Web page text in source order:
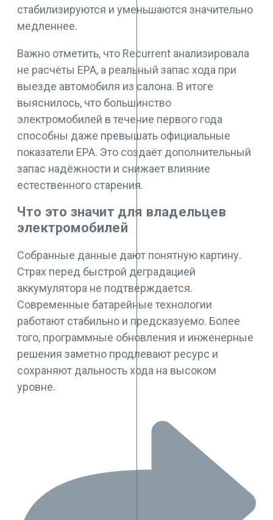
стабилизируются и уменьшаются значительно
медленнее.
Важно отметить, что Recurrent анализировала
не расчёты EPA, а реальный запас хода при
выезде автомобиля из салона. В итоге
выяснилось, что большинство
электромобилей в течение первого года
способны даже превышать официальные
показатели EPA. Это создаёт дополнительный
запас надёжности и снижает влияние
естественного старения.
Что это значит для владельцев
электромобилей
Собранные данные дают понятную картину.
Страх перед быстрой деградацией
аккумулятора не подтверждается.
Современные батарейные технологии
работают стабильно и предсказуемо. Более
того, программные обновления и инженерные
решения заметно продлевают ресурс и
сохраняют дальность хода на высоком
уровне.